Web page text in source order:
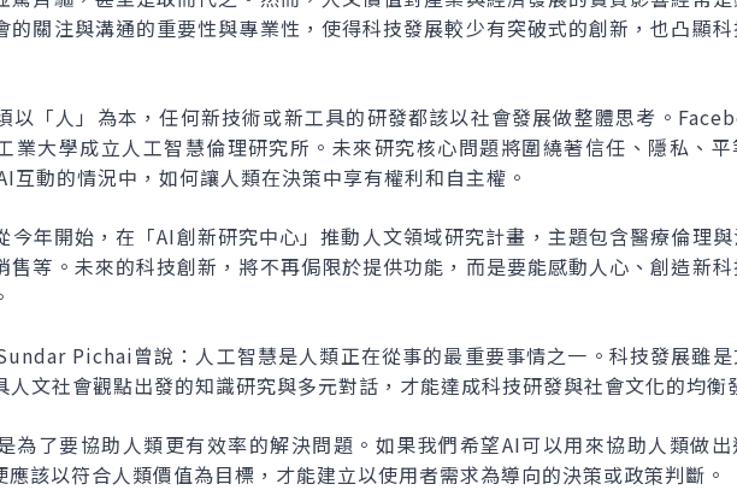
的關注與溝通的重要性與專業性，使得科技發展較少有突破式的創新，也凸顯科
以「人」為本，任何新技術或新工具的研發都該以社會發展做整體思考。
業大學成立人工智慧倫理研究所。未來研究核心問題將圍繞著信任、隱私、平
互動的情況中，如何讓人類在決策中享有權利和自主權。
年開始，在「AI創新研究中心」推動人文領域研究計畫，主題包含醫療倫理與
售等。未來的科技創新，將不再侷限於提供功能，而是要能感動人心、創造新科
Pichai曾說：人工智慧是人類正在從事的最重要事情之一。科技發展雖是
文社會觀點出發的知識研究與多元對話，才能達成科技研發與社會文化的均衡
為了要協助人類更有效率的解決問題。如果我們希望AI可以用來協助人類做出
該以符合人類價值為目標，才能建立以使用者需求為導向的決策或政策判斷。